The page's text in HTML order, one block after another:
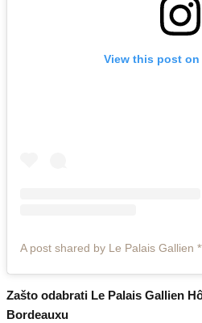
View this post on
Zašto odabrati Le Palais Gallien
Bordeauxu